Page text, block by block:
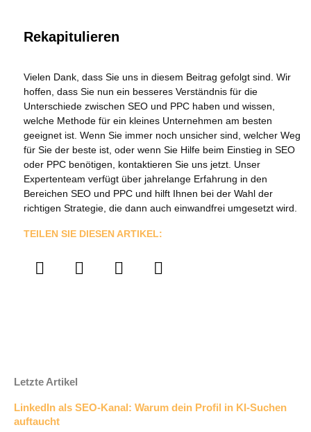
Rekapitulieren
Vielen Dank, dass Sie uns in diesem Beitrag gefolgt sind. Wir
hoffen, dass Sie nun ein besseres Verständnis für die
Unterschiede zwischen SEO und PPC haben und wissen,
welche Methode für ein kleines Unternehmen am besten
geeignet ist. Wenn Sie immer noch unsicher sind, welcher Weg
für Sie der beste ist, oder wenn Sie Hilfe beim Einstieg in SEO
oder PPC benötigen, kontaktieren Sie uns jetzt. Unser
Expertenteam verfügt über jahrelange Erfahrung in den
Bereichen SEO und PPC und hilft Ihnen bei der Wahl der
richtigen Strategie, die dann auch einwandfrei umgesetzt wird.
TEILEN SIE DIESEN ARTIKEL:
Letzte Artikel
LinkedIn als SEO-Kanal: Warum dein Profil in KI-Suchen
auftaucht